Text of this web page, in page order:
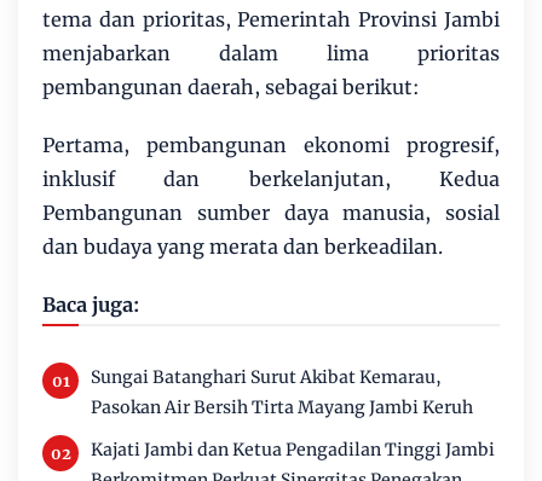
tema dan prioritas, Pemerintah Provinsi Jambi
menjabarkan dalam lima prioritas
pembangunan daerah, sebagai berikut:
Pertama, pembangunan ekonomi progresif,
inklusif dan berkelanjutan, Kedua
Pembangunan sumber daya manusia, sosial
dan budaya yang merata dan berkeadilan.
Baca juga:
Sungai Batanghari Surut Akibat Kemarau,
Pasokan Air Bersih Tirta Mayang Jambi Keruh
Kajati Jambi dan Ketua Pengadilan Tinggi Jambi